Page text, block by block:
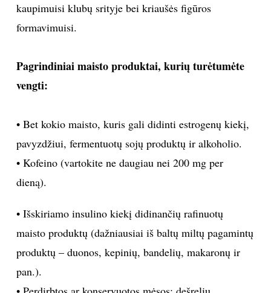
ISTORIJA
KNYGOS
VIRTUVĖ
VAIKAI
NELAIMĖS
kaupimuisi klubų srityje bei kriaušės figūros
formavimuisi.
Pagrindiniai maisto produktai, kurių turėtumėte
vengti:
• Bet kokio maisto, kuris gali didinti estrogenų kiekį,
pavyzdžiui, fermentuotų sojų produktų ir alkoholio.
• Kofeino (vartokite ne daugiau nei 200 mg per
dieną).
• Išskiriamo insulino kiekį didinančių rafinuotų
maisto produktų (dažniausiai iš baltų miltų pagamintų
produktų – duonos, kepinių, bandelių, makaronų ir
pan.).